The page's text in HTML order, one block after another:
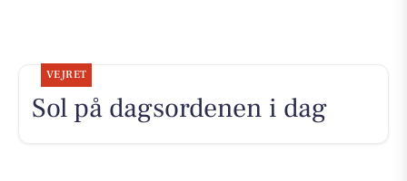
VEJRET
Sol på dagsordenen i dag